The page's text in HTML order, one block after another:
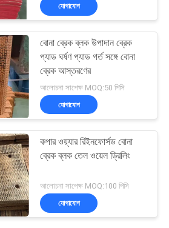
যোগাযোগ
বোনা ব্রেক ব্লক উপাদান ব্রেক
প্যাড ঘর্ষণ প্যাড গর্ত সঙ্গে বোনা
ব্রেক আস্তরণের
আলোচনা সাপেক্ষ MOQ:50 পিসি
যোগাযোগ
কপার ওয়্যার রিইনফোর্সড বোনা
ব্রেক ব্লক তেল ওয়েল ড্রিলিং
আলোচনা সাপেক্ষ MOQ:100 পিসি
যোগাযোগ